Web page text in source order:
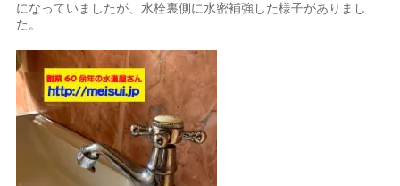
になっていましたが、水栓裏側に水密補強した様子がありまし
た。